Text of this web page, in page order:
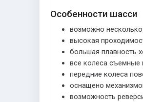
Особенности шасси
возможно
высокая
большая плавность
все колеса съемные
передние колеса
оснащено
возможность